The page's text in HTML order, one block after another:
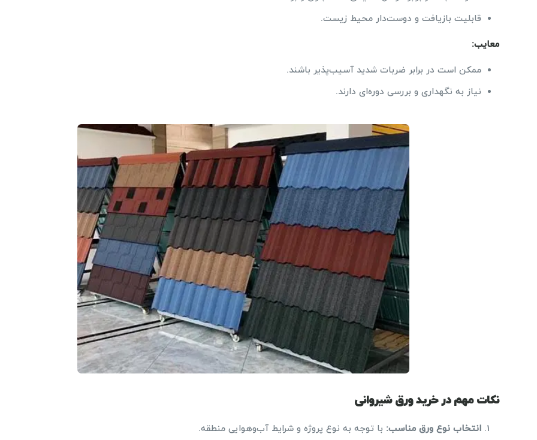
قابلیت بازیافت و دوست‌دار محیط زیست.
معایب:
ممکن است در برابر ضربات شدید آسیب‌پذیر باشند.
نیاز به نگهداری و بررسی دوره‌ای دارند.
نکات مهم در خرید ورق شیروانی
انتخاب نوع ورق مناسب: با توجه به نوع پروژه و شرایط آب‌وهوایی منطقه.